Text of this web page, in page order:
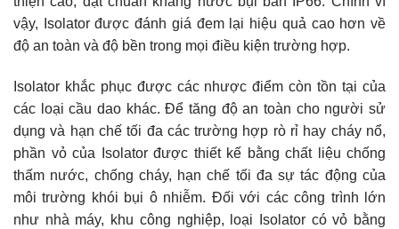
vậy, Isolator được đánh giá đem lại hiệu quả cao hơn về
độ an toàn và độ bền trong mọi điều kiện trường hợp.
Isolator khắc phục được các nhược điểm còn tồn tại của
các loại cầu dao khác. Để tăng độ an toàn cho người sử
dụng và hạn chế tối đa các trường hợp rò rỉ hay cháy nổ,
phần vỏ của Isolator được thiết kế bằng chất liệu chống
thấm nước, chống cháy, hạn chế tối đa sự tác động của
môi trường khói bụi ô nhiễm. Đối với các công trình lớn
như nhà máy, khu công nghiệp, loại Isolator có vỏ bằng